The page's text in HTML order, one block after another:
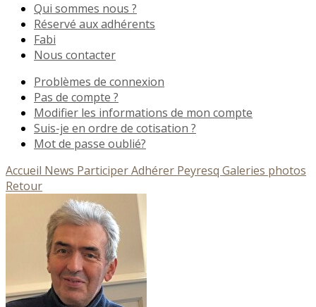
Qui sommes nous ?
Réservé aux adhérents
Fabi
Nous contacter
Problèmes de connexion
Pas de compte ?
Modifier les informations de mon compte
Suis-je en ordre de cotisation ?
Mot de passe oublié?
Accueil News ParticiperAdhérer Peyresq Galeries photos
Retour